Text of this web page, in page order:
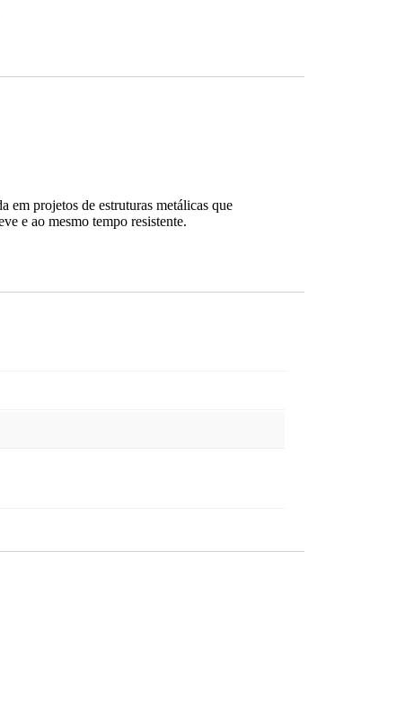
projetos de estruturas metálicas que
e ao mesmo tempo resistente.